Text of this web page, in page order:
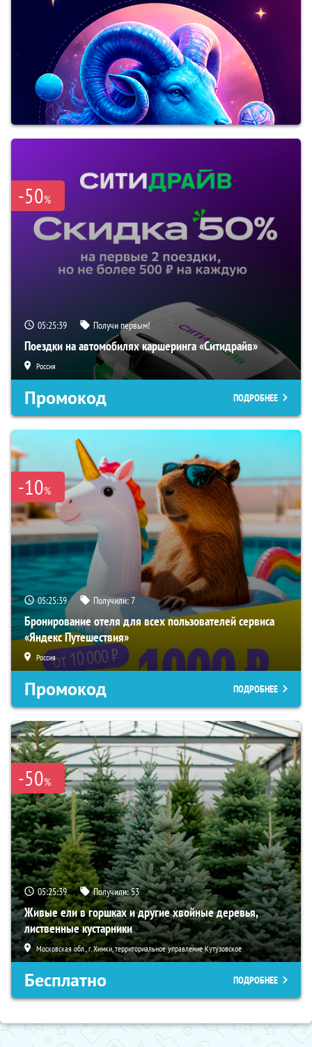
-50%
05:25:38 Получи первым!
Поездки на автомобилях каршеринга «Ситидрайв»
Россия
Промокод ПОДРОБНЕЕ
-10%
05:25:38 Получили:7
Бронирование отеля для всех пользователей сервиса
«Яндекс Путешествия»
Россия
Промокод ПОДРОБНЕЕ
-50%
05:25:38 Получили:53
Живые ели в горшках и другие хвойные деревья,
лиственные кустарники
Московская обл., г. Химки, территориальное управление Кутузовское
Бесплатно ПОДРОБНЕЕ